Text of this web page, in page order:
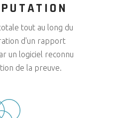
tout au long du
d'un rapport
un logiciel reconnu
de la preuve.